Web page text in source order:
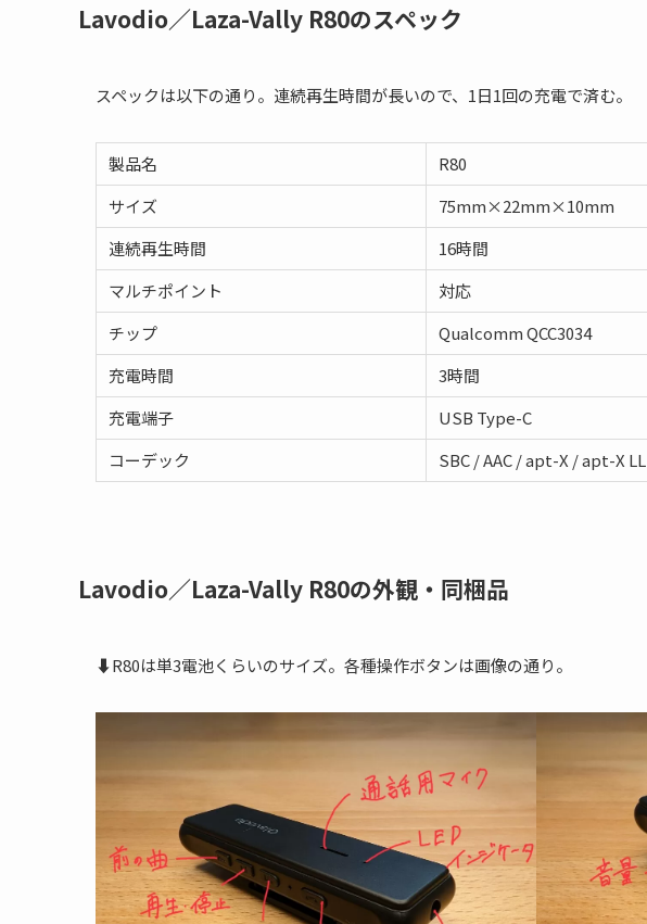
Lavodio／Laza-Vally R80のスペック
スペックは以下の通り。連続再生時間が長いので、1日1回の充電で済む。
製品名
R80
サイズ
75mm×22mm×10mm
連続再生時間
16時間
マルチポイント
対応
チップ
Qualcomm QCC3034
充電時間
3時間
充電端子
USB Type-C
コーデック
SBC / AAC / apt-X / apt-X LL
Lavodio／Laza-Vally R80の外観・同梱品
⬇R80は単3電池くらいのサイズ。各種操作ボタンは画像の通り。